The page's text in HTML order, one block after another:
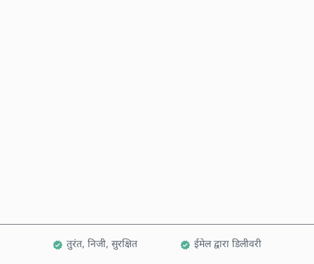
तुरंत, निजी, सुरक्षित ईमेल द्वारा डिलीवरी